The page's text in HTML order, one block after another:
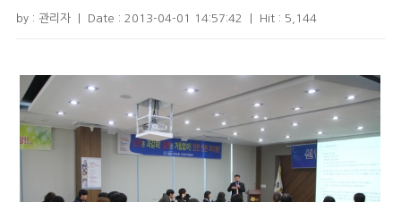
by : 관리자 Date : 2013-04-01 14:57:42 Hit : 5,144